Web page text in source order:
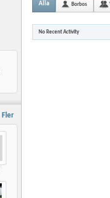
Fler
Alla Borbos
No Recent Activity